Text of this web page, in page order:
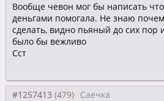
Вообще чевон мог бы написать
деньгами помогала. Не знаю
сделать, видно пьяный до сих пор
было бы вежливо
Сст
#1257413 Саечка